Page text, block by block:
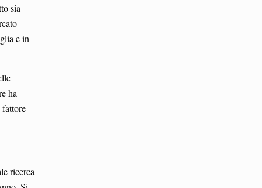
sia
e in
ha
ricerca